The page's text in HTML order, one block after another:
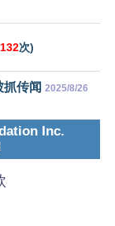
次)
传闻 2025/8/26
Inc.